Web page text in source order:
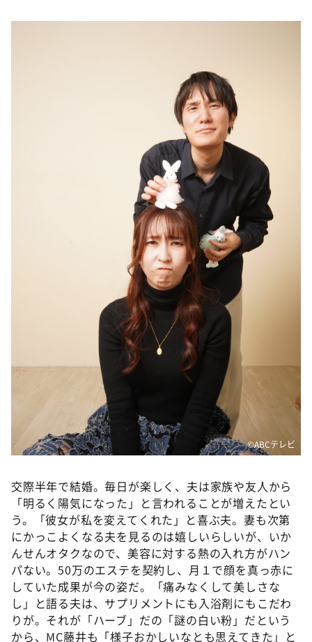
©️ABCテレビ
交際半年で結婚。毎日が楽しく、夫は家族や友人から
「明るく陽気になった」と言われることが増えたとい
う。「彼女が私を変えてくれた」と喜ぶ夫。妻も次第
にかっこよくなる夫を見るのは嬉しいらしいが、いか
んせんオタクなので、美容に対する熱の入れ方がハン
パない。50万のエステを契約し、月１で顔を真っ赤に
していた成果が今の姿だ。「痛みなくして美しさな
し」と語る夫は、サプリメントにも入浴剤にもこだわ
りが。それが「ハーブ」だの「謎の白い粉」だという
から、MC藤井も「様子おかしいなとも思えてきた」と